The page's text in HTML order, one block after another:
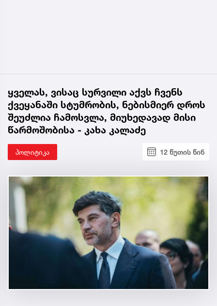
ყველას, ვისაც სურვილი აქვს ჩვენს
ქვეყანაში სტუმრობის, ნებისმიერ დროს
შეუძლია ჩამოსვლა, მიუხედავად მისი
წარმოშობისა - კახა კალაძე
პოლიტიკა 12 წუთის წინ